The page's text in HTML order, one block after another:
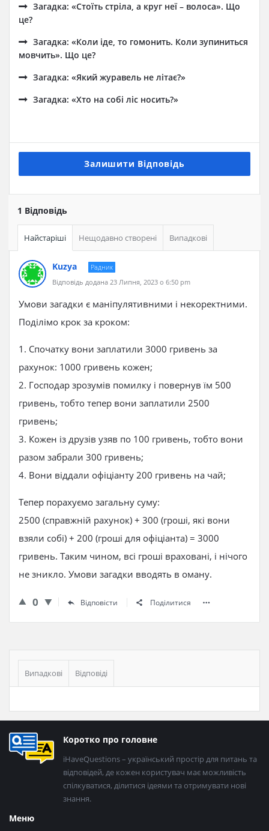
Загадка: «Стоїть стріла, а круг неї – волоса». Що
це?
Загадка: «Коли іде, то гомонить. Коли зупиниться
мовчить». Що це?
Загадка: «Який журавель не літає?»
Загадка: «Хто на собі ліс носить?»
Залишити Відповідь
1 Відповідь
Найстаріші Нещодавно створені Випадкові
Kuzya
Радник
Відповідь додана 23 Липня, 2023 о 6:50 pm
Умови загадки є маніпулятивними і некоректними.
Поділімо крок за кроком:
1. Спочатку вони заплатили 3000 гривень за
рахунок: 1000 гривень кожен;
2. Господар зрозумів помилку і повернув їм 500
гривень, тобто тепер вони заплатили 2500
гривень;
3. Кожен із друзів узяв по 100 гривень, тобто вони
разом забрали 300 гривень;
4. Вони віддали офіціанту 200 гривень на чай;
Тепер порахуємо загальну суму:
2500 (справжній рахунок) + 300 (гроші, які вони
взяли собі) + 200 (гроші для офіціанта) = 3000
гривень. Таким чином, всі гроші враховані, і нічого
не зникло. Умови загадки вводять в оману.
0 Відповісти Поділитися
Бічна
панель
Випадкові Відповіді
Нижній
колонтитул
Коротко про головне
iHaveQuestions – український простір для питань та
відповідей, де кожен користувач має можливість
спілкуватися, ділитися ідеями та отримувати нові
знання.
Меню